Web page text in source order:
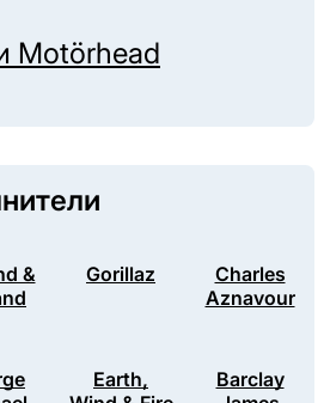
Motörhead
&
Gorillaz
Charles
Aznavour
Earth,
Barclay